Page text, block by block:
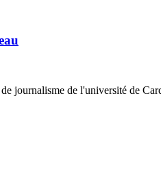
journalisme de l'université de